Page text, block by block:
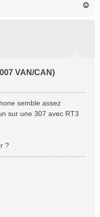
VAN/CAN)
semble assez
sur une 307 avec RT3
?